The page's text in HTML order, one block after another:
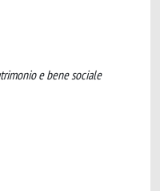
e bene sociale